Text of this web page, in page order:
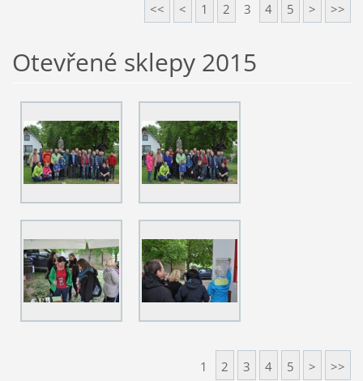
<< < 1 2 3 4 5 > >>
Otevřené sklepy 2015
1 2 3 4 5 > >>